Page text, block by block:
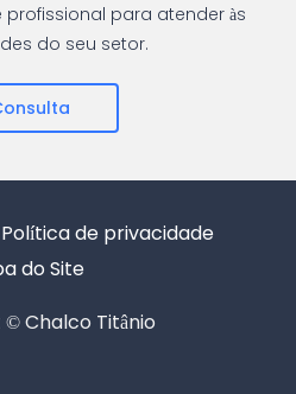
para atender às
do seu setor.
Política de privacidade
do Site
Chalco Titânio